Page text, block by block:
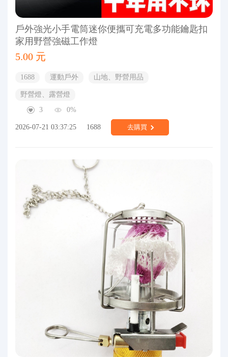
戶外強光小手電筒迷你便攜可充電多功能鑰匙扣
家用野營強磁工作燈
5.00 元
1688 運動戶外 山地、野營用品
野營燈、露營燈
3
0%
2026-07-21 03:37:25 1688 去購買